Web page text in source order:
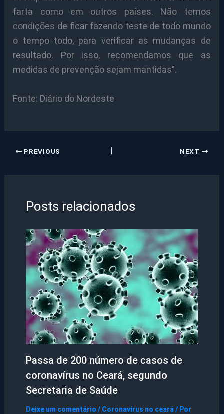
farta como em outros países. Não temos
condições de ficar fazendo teste de todo mundo
o tempo todo, para verificar as mudanças de
resultado. Por isso, recomendamos que as
medidas de prevenção sejam mantidas”.
Fonte: Diário do Nordeste
PREVIOUS NEXT
Posts relacionados
Passa de 200 número de casos de
coronavírus no Ceará, segundo
Secretaria de Saúde
Deixe um comentário / Coronavírus no ceará / Por